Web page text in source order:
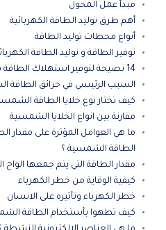
مبدأ عمل المحول
أهم طرق توليد الطاقة الكهربائية
أنواع محطات توليد الطاقة
توفير الطاقة و توليد الطاقة
14 نصيحة لتوفير استهلاك الطاقة في منزلك
السبب الرئيسي في حرائق الطاقة
كيف تختار نوع خلايا الطاقة
مقارنة بين انواع الخلايا الشمسية
ما هي العوامل المؤثرة على مقدار
الطاقة الشمسية ؟
مقدار الطاقة التي يتم جمعها
كيفية الوقاية من خطر الكهرباء
خطر الكهرباء وتأثيره على الانسان
كيف تطهوا بأستخدام الطاقة